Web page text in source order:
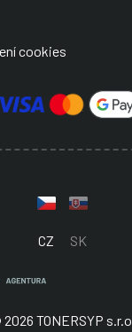
cookies
CZ SK
TONERSYP s.r.o.